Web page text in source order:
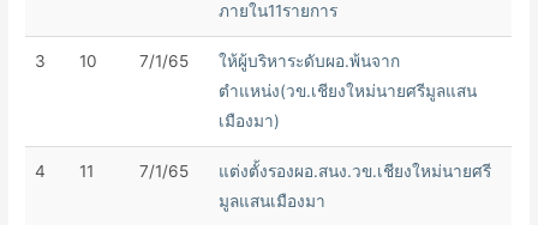
ภายใน11รายการ
3 10 7/1/65
ให้ผู้บริหาระดับผอ.พ้นจาก
ตำแหน่ง(วข.เชียงใหม่นายศรีมูลแสน
เมืองมา)
4 11 7/1/65
แต่งตั้งรองผอ.สนง.วข.เชียงใหม่นายศรี
มูลแสนเมืองมา